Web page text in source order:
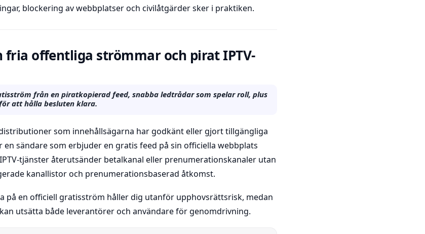
blockering av webbplatser och civilåtgärder sker i praktiken.
fria offentliga strömmar och pirat IPTV-
från en piratkopierad feed, snabba ledtrådar som spelar roll, plus
att hålla besluten klara.
som innehållsägarna har godkänt eller gjort tillgängliga
en sändare som erbjuder en gratis feed på sin officiella webbplats
tjänster återutsänder betalkanal eller prenumerationskanaler utan
kanallistor och prenumerationsbaserad åtkomst.
på en officiell gratisström håller dig utanför upphovsrättsrisk, medan
utsätta både leverantörer och användare för genomdrivning.